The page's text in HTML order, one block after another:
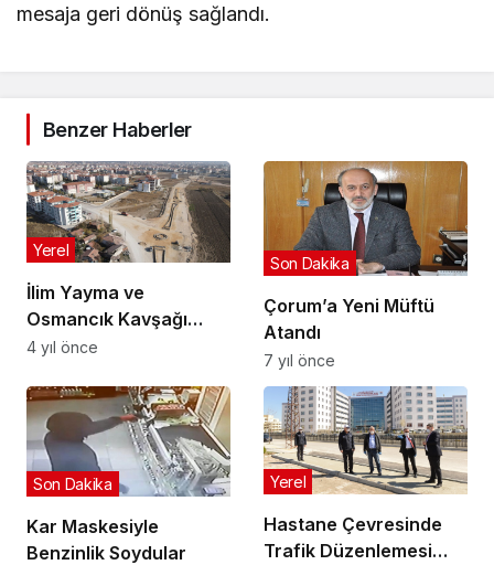
mesaja geri dönüş sağlandı.
Benzer Haberler
İlim Yayma ve
Osmancık Kavşağı
Trafik Sorununa
Yerel
4 yıl önce
Çorum’a Yeni Müftü
Atandı
Son Dakika
7 yıl önce
Kar Maskesiyle
Benzinlik Soydular
Son Dakika
Hastane Çevresinde
Trafik Düzenlemesi
Yerel